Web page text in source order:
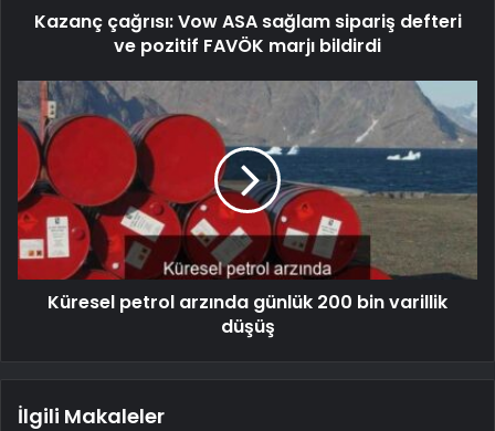
Kazanç çağrısı: Vow ASA sağlam sipariş defteri
ve pozitif FAVÖK marjı bildirdi
Küresel petrol arzında günlük 200 bin varillik
düşüş
İlgili Makaleler